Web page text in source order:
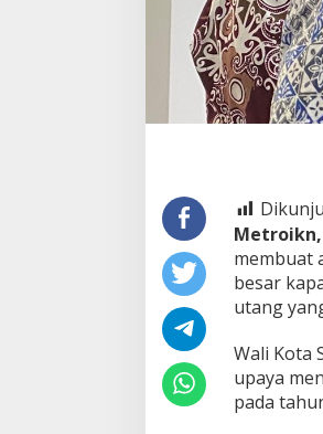
Metroikn,
membuat
besar
utang
Wali Kota
upaya
pada